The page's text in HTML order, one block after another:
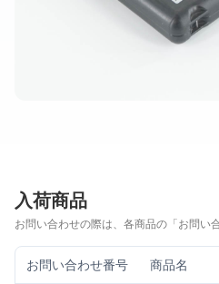
入荷商品
お問い合わせの際は、各商品の「お問い
お問い合わせ番号 商品名